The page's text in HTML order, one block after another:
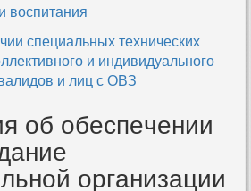
воспитания
специальных технических
и индивидуального
и лиц с ОВЗ
об обеспечении
организации